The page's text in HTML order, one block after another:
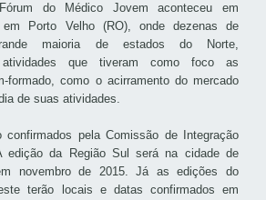
do Médico Jovem aconteceu em
Porto Velho (RO), onde dezenas de
maioria de estados do Norte,
atividades que tiveram como foco as
formado, como o acirramento do mercado
de suas atividades.
confirmados pela Comissão de Integração
edição da Região Sul será na cidade de
novembro de 2015. Já as edições do
terão locais e datas confirmados em